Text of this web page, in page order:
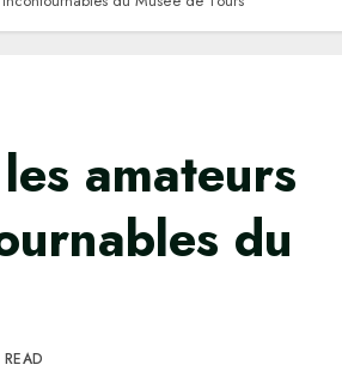
amateurs
du